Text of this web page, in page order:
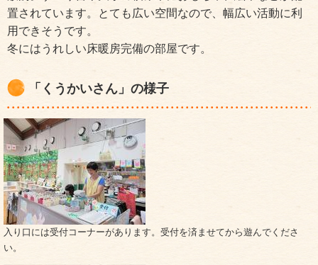
置されています。とても広い空間なので、幅広い活動に利
用できそうです。
冬にはうれしい床暖房完備の部屋です。
「くうかいさん」の様子
入り口には受付コーナーがあります。受付を済ませてから遊んでくださ
い。